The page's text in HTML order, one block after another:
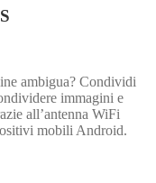
ambigua? Condividi
immagini e
all’antenna WiFi
mobili Android.